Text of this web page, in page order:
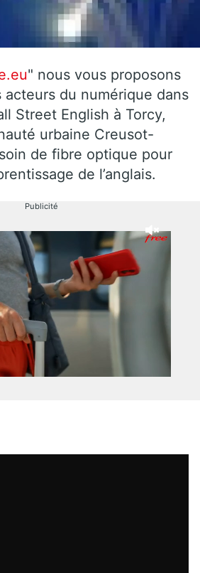
" nous vous proposons
du numérique dans
Street English à Torcy,
urbaine Creusot-
de fibre optique pour
de l’anglais.
Publicité